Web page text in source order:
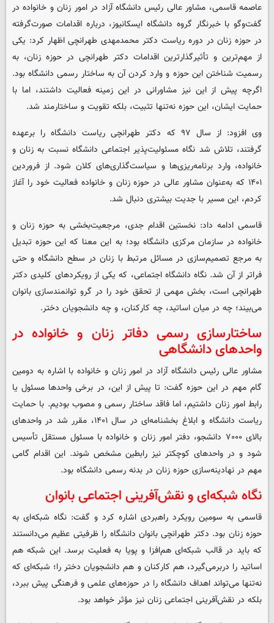
عاصمه قاسمی، مشاور عالی رئیس دانشگاه آزاد در امور زنان و خانواده در
گفت‌وگو با خبرنگار گروه دانشگاه ایسکانیوز، درباره اقدامات صورت‌گرفته
در حوزه زنان در دوره ریاست دکتر محمدمهدی طهرانچی اظهار کرد: یکی
از مهم‌ترین و تأثیرگذارترین اقدامات دکتر طهرانچی در حوزه زنان، به
رسمیت شناختن این حوزه و وارد کردن آن به ساختار رسمی دانشگاه بود.
اگرچه پیش از این نیز مشاورانی در این زمینه فعالیت داشتند، اما با
حمایت ایشان، این حوزه نه‌تنها تثبیت، بلکه تقویت و ساختارمند شد.
وی افزود: از سال ۹۷ که دکتر طهرانچی ریاست دانشگاه را برعهده
گرفتند، تلاش شد نگاه مسئولیت‌پذیر اجتماعی دانشگاه نسبت به زنان و
خانواده، وارد برنامه‌ریزی‌ها و سیاست‌گذاری‌های کلان شود. از فروردین
۱۴۰۱ که به‌عنوان مشاور عالی در حوزه زنان و خانواده فعالیت خود را آغاز
کردم، این مسیر با جدیت بیشتری دنبال شد.
قاسمی ادامه داد: نخستین اقدام جدی، مرجعیت‌بخشی به حوزه زنان و
خانواده در سازمان مرکزی دانشگاه بود؛ به این معنا که این حوزه تبدیل
به مرجع تصمیم‌سازی در مسائل مرتبط با زنان در سطح دانشگاه و حتی
فراتر از آن شد. نگاه دانشگاه اجتماعی، که یکی از رویکردهای کلیدی دکتر
طهرانچی است، بخش مهمی از تحقق خود را در گرو توانمندسازی بانوان
می‌بیند؛ چه در میان اساتید، چه کارکنان، و چه دانشجویان دختر.
ساختارسازی رسمی دفاتر زنان و خانواده در
واحدهای دانشگاهی
مشاور عالی رئیس دانشگاه آزاد در امور زنان و خانواده با اشاره به دومین
گام مهم در این حوزه گفت: تا پیش از این، در برخی واحدها مسئول یا
رابط امور زنان داشتیم، اما فاقد ساختار رسمی و مصوب بودیم. با حمایت
ریاست دانشگاه و ابلاغ بخشنامه‌ای در سال ۱۴۰۱، مقرر شد در واحدهای
بالای ۷۰۰۰ دانشجو، دفتر امور زنان و خانواده با مسئول مستقل تأسیس
شود و در واحدهای کوچکتر نیز رابطین مشخص شوند. این اقدام گامی
مهم در نهادینه‌سازی حوزه زنان در بدنه رسمی دانشگاه بود.
نگاه شبکه‌ای و نقش‌آفرینی اجتماعی بانوان
قاسمی به سومین رویکرد راهبردی اشاره کرد و گفت: نگاه شبکه‌ای به
حوزه زنان بود. دکتر طهرانچی بانوان دانشگاه را ظرفیتی عظیم می‌دانستند
که باید در قالب شبکه‌ای هم‌افزا و پویا به فعلیت برسد. این شبکه هم
اساتید را دربرمی‌گیرد، هم کارکنان و هم دانشجویان دختر را؛ شبکه‌ای که
نه‌تنها می‌تواند اهداف دانشگاه را در حوزه‌های علمی و فرهنگی پیش ببرد،
بلکه در نقش‌آفرینی اجتماعی زنان نیز مؤثر خواهد بود.